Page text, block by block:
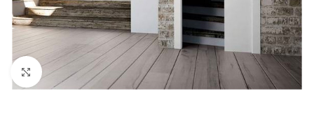
Agrandir